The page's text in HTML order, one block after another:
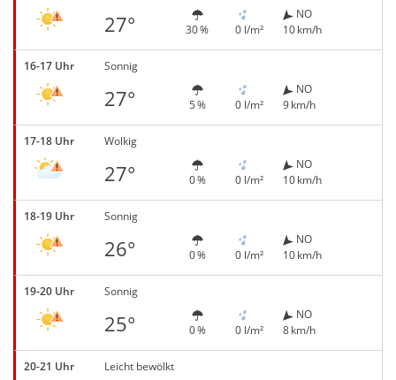
27° 30 % 0 l/m²
NO
10 km/h
16-17 Uhr Sonnig
27° 5 % 0 l/m²
NO
9 km/h
17-18 Uhr Wolkig
27° 0 % 0 l/m²
NO
10 km/h
18-19 Uhr Sonnig
26° 0 % 0 l/m²
NO
10 km/h
19-20 Uhr Sonnig
25° 0 % 0 l/m²
NO
8 km/h
20-21 Uhr Leicht bewölkt